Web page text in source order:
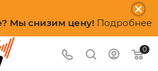
Мы снизим цену! Подробнее
0